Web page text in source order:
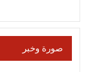
صورة وخبر